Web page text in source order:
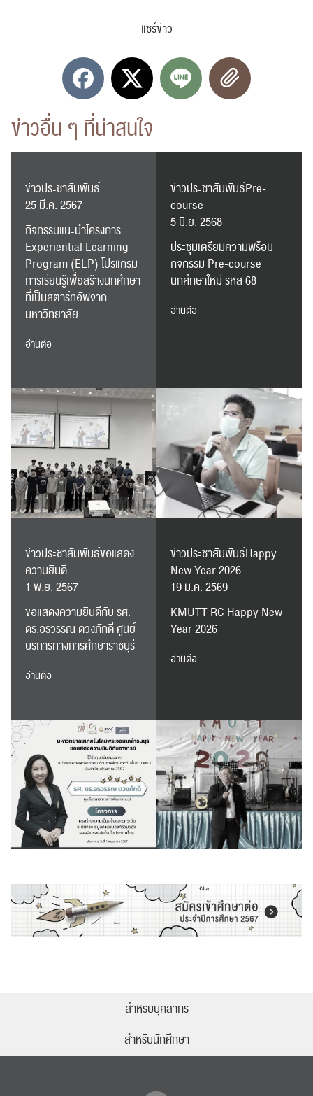
ค้นหา
สำหรับ:
แชร์ข่าว
ข่าวอื่น ๆ ที่น่าสนใจ
ข่าวประชาสัมพันธ์
25 มี.ค. 2567
กิจกรรมแนะนำโครงการ
Experiential Learning
Program (ELP) โปรแกรม
การเรียนรู้เพื่อสร้างนักศึกษา
ที่เป็นสตาร์ทอัพจาก
มหาวิทยาลัย
อ่านต่อ
ข่าวประชาสัมพันธ์Pre-
course
5 มิ.ย. 2568
ประชุมเตรียมความพร้อม
กิจกรรม Pre-course
นักศึกษาใหม่ รหัส 68
อ่านต่อ
ข่าวประชาสัมพันธ์ขอแสดง
ความยินดี
1 พ.ย. 2567
ขอแสดงความยินดีกับ รศ.
ดร.อรวรรณ ดวงภักดี ศูนย์
บริการทางการศึกษาราชบุรี
อ่านต่อ
ข่าวประชาสัมพันธ์Happy
New Year 2026
19 ม.ค. 2569
KMUTT RC Happy New
Year 2026
อ่านต่อ
สำหรับบุคลากร
สำหรับนักศึกษา
ส่งข่าวประชาสัมพันธ์
ส่งข่าวประชาสัมพันธ์